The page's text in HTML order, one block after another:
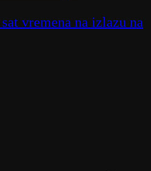
vremena na izlazu na